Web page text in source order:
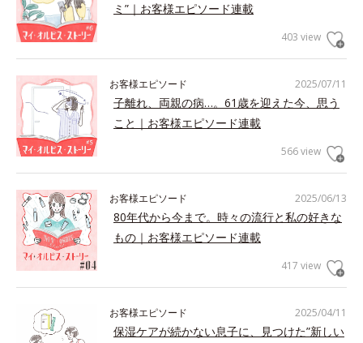
ミ”｜お客様エピソード連載
403 view
2025/07/11
お客様エピソード
子離れ、両親の病…。61歳を迎えた今、思う
こと｜お客様エピソード連載
566 view
2025/06/13
お客様エピソード
80年代から今まで。時々の流行と私の好きな
もの｜お客様エピソード連載
417 view
2025/04/11
お客様エピソード
保湿ケアが続かない息子に、見つけた”新しい